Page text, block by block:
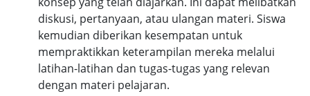
diskusi, pertanyaan, atau ulangan materi. Siswa
kemudian diberikan kesempatan untuk
mempraktikkan keterampilan mereka melalui
latihan-latihan dan tugas-tugas yang relevan
dengan materi pelajaran.